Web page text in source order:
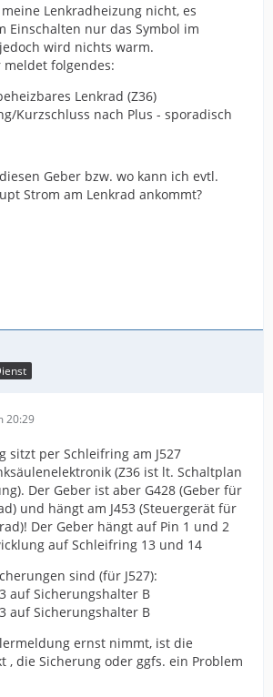
Lenkradheizung nicht, es
Einschalten nur das Symbol im
wird nichts warm.
meldet folgendes:
Lenkrad (Z36)
Kurzschluss nach Plus - sporadisch
Geber bzw. wo kann ich evtl.
Strom am Lenkrad ankommt?
20:29
sitzt per Schleifring am J527
(Z36 ist lt. Schaltplan
Der Geber ist aber G428 (Geber für
und hängt am J453 (Steuergerät für
Der Geber hängt auf Pin 1 und 2
auf Schleifring 13 und 14
sind (für J527):
auf Sicherungshalter B
auf Sicherungshalter B
ernst nimmt, ist die
, die Sicherung oder ggfs. ein Problem